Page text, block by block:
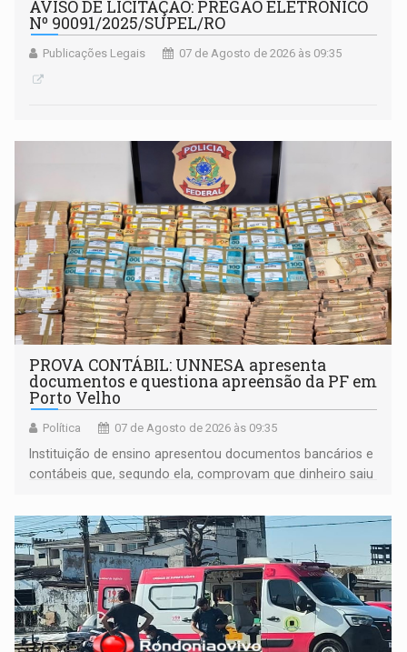
AVISO DE LICITAÇÃO: PREGÃO ELETRÔNICO
Nº 90091/2025/SUPEL/RO
Publicações Legais 07 de Agosto de 2026 às 09:35
PROVA CONTÁBIL: UNNESA apresenta
documentos e questiona apreensão da PF em
Porto Velho
Política 07 de Agosto de 2026 às 09:35
Instituição de ensino apresentou documentos bancários e
contábeis que, segundo ela, comprovam que dinheiro saiu
apreendido quando já estava dentro da sede da entidade
— em pleno ano eleitoral em Rondônia